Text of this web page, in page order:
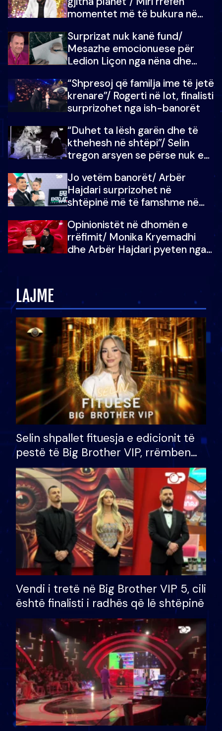
momentet më të bukura në
mungojë zilja e mëngjesit kur…
Surprizat nuk kanë fund/
Mesazhe emocionuese për
Ledion Liçon nga nëna dhe
mban dot lotët: Nuk meritoj…
“Shpresoj që familja ime të jetë
krenare”/ Rogerti në lot, finalisti
surprizohet nga ish-banorët
“Duhet ta lësh garën dhe të
kthehesh në shtëpi”/ Selin
tregon arsyen se përse nuk e
çoja luftën time deri në fund
Jo vetëm banorët/ Arbër
Hajdari surprizohet në
shtëpinë më të famshme në
vajzën e tij
Opinionistët në dhomën e
rrëfimit/ Monika Kryemadhi
dhe Arbër Hajdari pyeten nga
LAJME
Selin shpallet fituesja e edicionit të
pestë të Big Brother VIP, rrëmben
çmimin e madh prej 100 mijë eurosh
Vendi i tretë në Big Brother VIP 5, cili
është finalisti i radhës që lë shtëpinë